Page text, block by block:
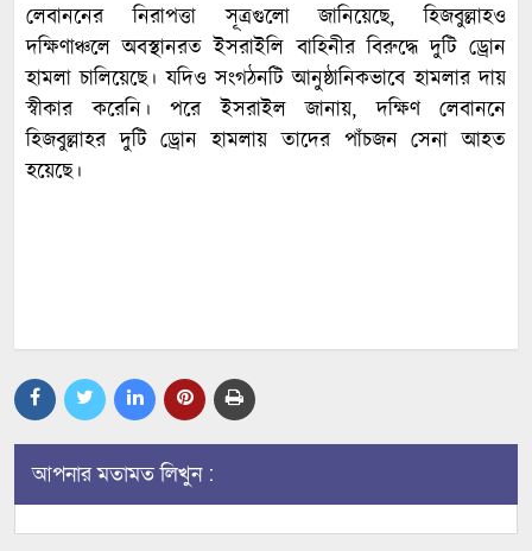
লেবাননের নিরাপত্তা সূত্রগুলো জানিয়েছে, হিজবুল্লাহও
দক্ষিণাঞ্চলে অবস্থানরত ইসরাইলি বাহিনীর বিরুদ্ধে দুটি ড্রোন
হামলা চালিয়েছে। যদিও সংগঠনটি আনুষ্ঠানিকভাবে হামলার দায়
স্বীকার করেনি। পরে ইসরাইল জানায়, দক্ষিণ লেবাননে
হিজবুল্লাহর দুটি ড্রোন হামলায় তাদের পাঁচজন সেনা আহত
হয়েছে।
আপনার মতামত লিখুন :